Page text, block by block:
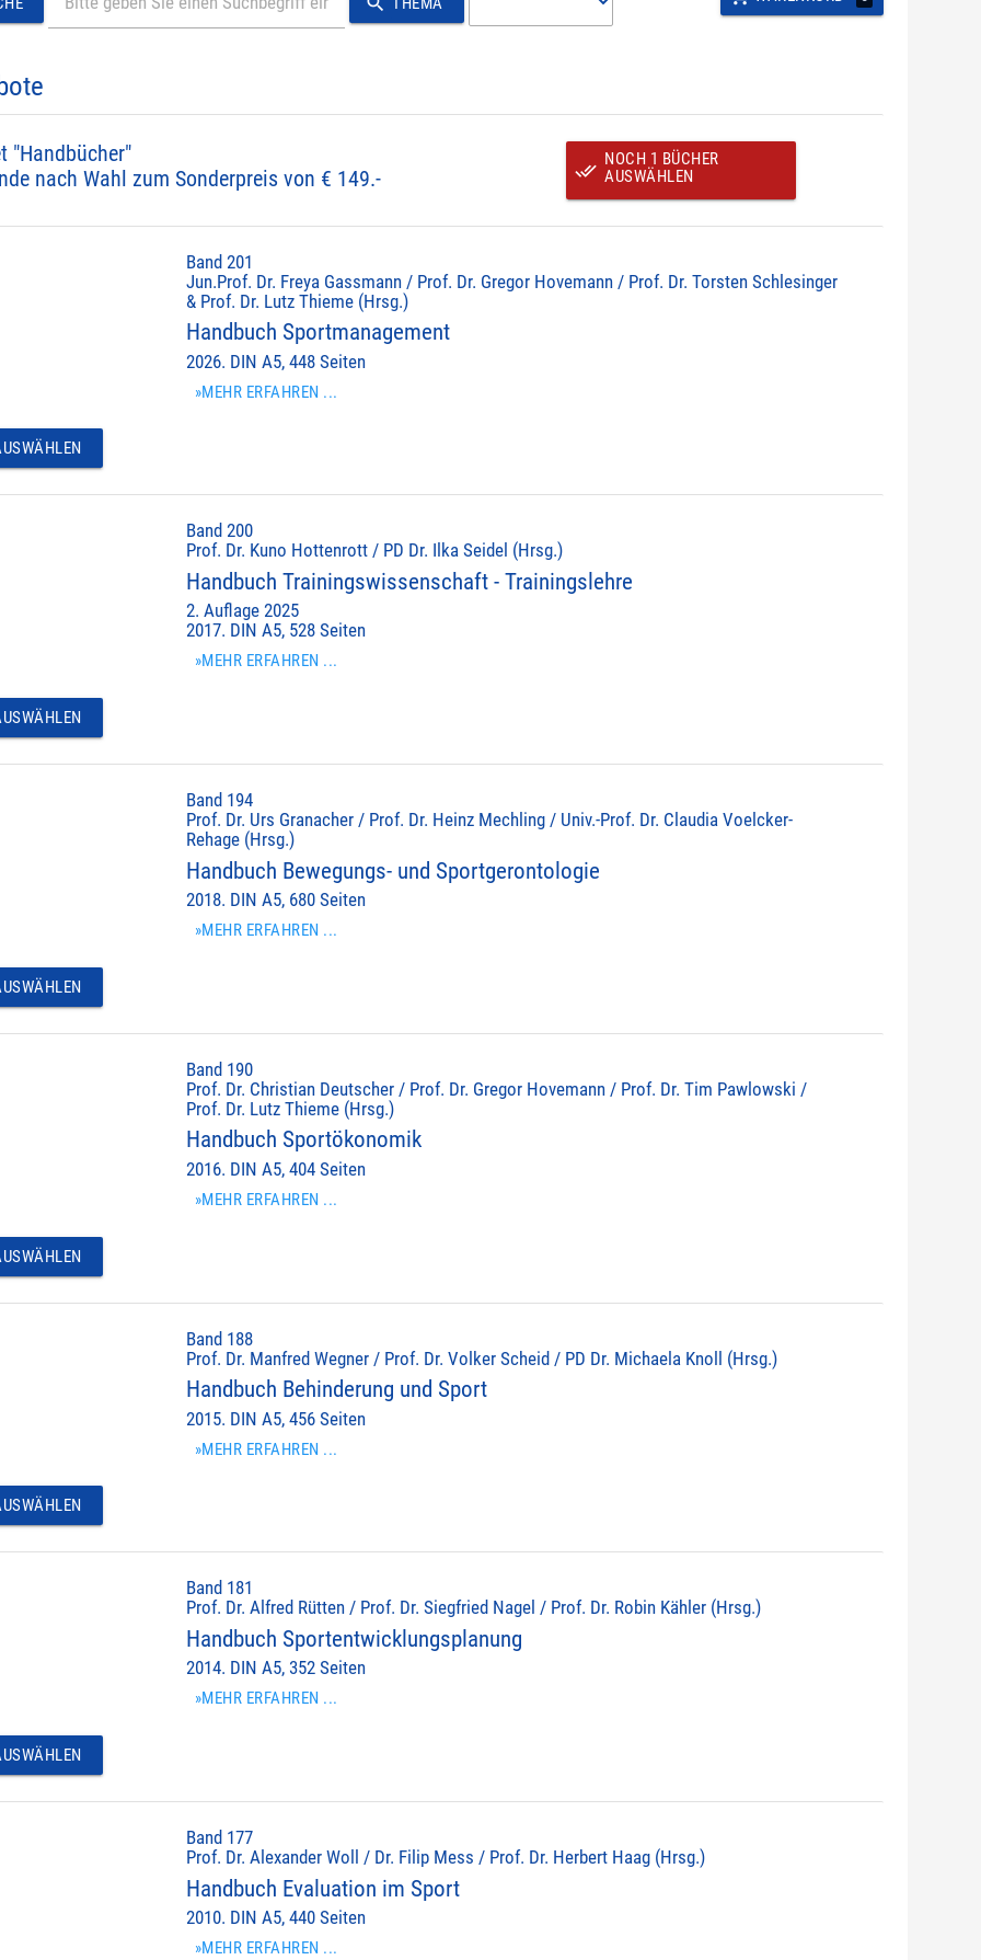
"Handbücher"
nach Wahl zum Sonderpreis von € 149.-
done_all
NOCH 1 BÜCHER
AUSWÄHLEN
Band 201
Jun.Prof. Dr. Freya Gassmann / Prof. Dr. Gregor Hovemann / Prof. Dr. Torsten Schlesinger
& Prof. Dr. Lutz Thieme (Hrsg.)
Handbuch Sportmanagement
2026. DIN A5, 448 Seiten
»MEHR ERFAHREN ...
Band 200
Prof. Dr. Kuno Hottenrott / PD Dr. Ilka Seidel (Hrsg.)
Handbuch Trainingswissenschaft - Trainingslehre
2. Auflage 2025
2017. DIN A5, 528 Seiten
»MEHR ERFAHREN ...
Band 194
Prof. Dr. Urs Granacher / Prof. Dr. Heinz Mechling / Univ.-Prof. Dr. Claudia Voelcker-
Rehage (Hrsg.)
Handbuch Bewegungs- und Sportgerontologie
2018. DIN A5, 680 Seiten
»MEHR ERFAHREN ...
Band 190
Prof. Dr. Christian Deutscher / Prof. Dr. Gregor Hovemann / Prof. Dr. Tim Pawlowski /
Prof. Dr. Lutz Thieme (Hrsg.)
Handbuch Sportökonomik
2016. DIN A5, 404 Seiten
»MEHR ERFAHREN ...
Band 188
Prof. Dr. Manfred Wegner / Prof. Dr. Volker Scheid / PD Dr. Michaela Knoll (Hrsg.)
Handbuch Behinderung und Sport
2015. DIN A5, 456 Seiten
»MEHR ERFAHREN ...
Band 181
Prof. Dr. Alfred Rütten / Prof. Dr. Siegfried Nagel / Prof. Dr. Robin Kähler (Hrsg.)
Handbuch Sportentwicklungsplanung
2014. DIN A5, 352 Seiten
»MEHR ERFAHREN ...
Band 177
Prof. Dr. Alexander Woll / Dr. Filip Mess / Prof. Dr. Herbert Haag (Hrsg.)
Handbuch Evaluation im Sport
2010. DIN A5, 440 Seiten
»MEHR ERFAHREN ...